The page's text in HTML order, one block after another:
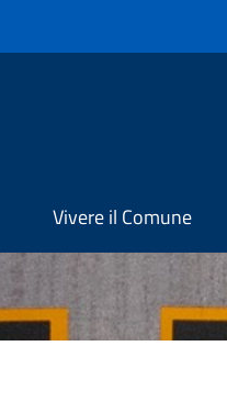
Vivere il Comune